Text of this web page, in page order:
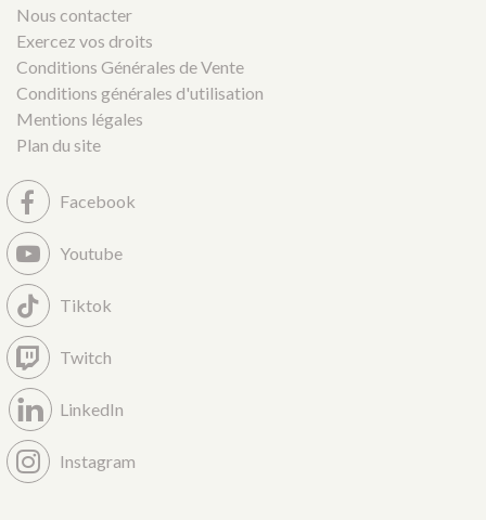
Nous contacter
Exercez vos droits
Conditions Générales de Vente
Conditions générales d'utilisation
Mentions légales
Plan du site
Facebook
Youtube
Tiktok
Twitch
LinkedIn
Instagram